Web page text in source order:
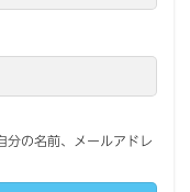
分の名前、メールアドレ